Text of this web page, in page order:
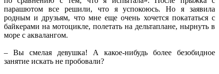
парашютом все решили, что я успокоюсь. Но я заявила
родным и друзьям, что мне еще очень хочется покататься с
байкерами на мотоцикле, полетать на дельтаплане, нырнуть в
море с аквалангом.
– Вы смелая девушка! А какое-нибудь более безобидное
занятие искать не пробовали?